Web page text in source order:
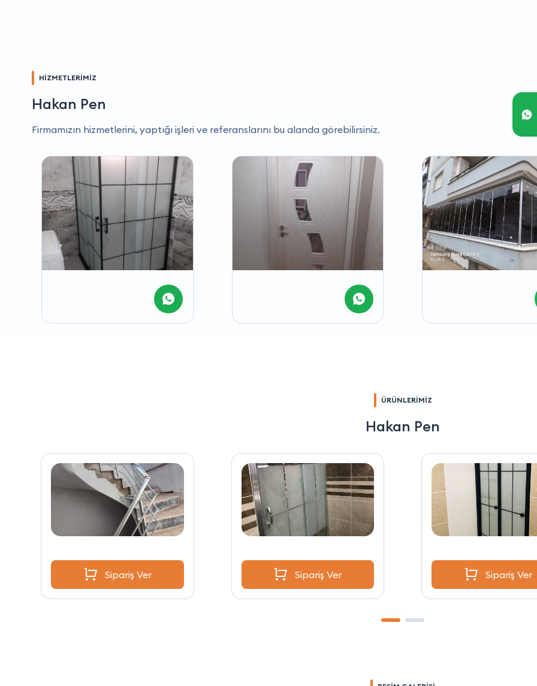
HİZMETLERİMİZ
Hakan Pen
Firmamızın hizmetlerini, yaptığı işleri ve referanslarını bu alanda görebilirsiniz.
ÜRÜNLERİMİZ
Hakan Pen
Sipariş Ver Sipariş Ver Sipariş Ver